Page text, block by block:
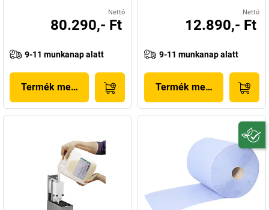
Nettó
80.290,- Ft
9-11 munkanap alatt
Termék megjelenítése
Nettó
12.890,- Ft
9-11 munkanap alatt
Termék megjelenítése